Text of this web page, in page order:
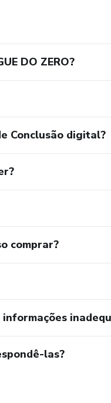
DO ZERO?
Conclusão digital?
comprar?
las?